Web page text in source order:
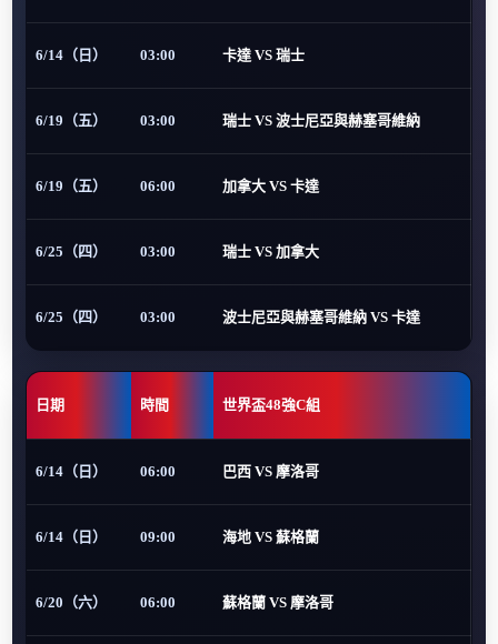
6/14（日） 03:00 卡達 VS 瑞士
6/19（五） 03:00 瑞士 VS 波士尼亞與赫塞哥維納
6/19（五） 06:00 加拿大 VS 卡達
6/25（四） 03:00 瑞士 VS 加拿大
6/25（四） 03:00 波士尼亞與赫塞哥維納 VS 卡達
日期 時間 世界盃48強C組
6/14（日） 06:00 巴西 VS 摩洛哥
6/14（日） 09:00 海地 VS 蘇格蘭
6/20（六） 06:00 蘇格蘭 VS 摩洛哥